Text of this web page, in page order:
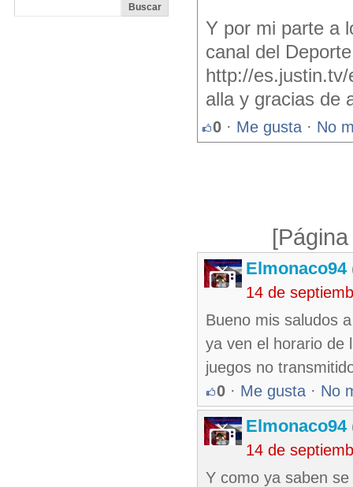
Y por mi parte a
canal del
http://
alla y gracias de
0 · Me gusta · No
Elmonaco94
14 de
Bueno mis saludos
ya ven el horario de
juegos no
0 · Me gusta · No
Elmonaco94
14 de
Y como ya saben